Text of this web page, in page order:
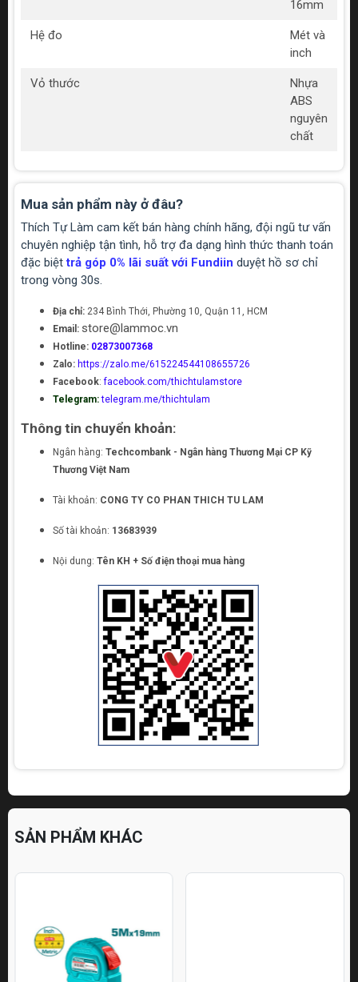
16mm
Hệ đo
Mét và
inch
Vỏ thước
Nhựa
ABS
nguyên
chất
Mua sản phẩm này ở đâu?
Thích Tự Làm cam kết bán hàng chính hãng, đội ngũ tư vấn
chuyên nghiệp tận tình, hỗ trợ đa dạng hình thức thanh toán
đặc biệttrả góp 0% lãi suất với Fundiin duyệt hồ sơ chỉ
trong vòng 30s.
Địa chỉ: 234 Bình Thới, Phường 10, Quận 11, HCM
Email: store@lammoc.vn
Hotline: 02873007368
Zalo: https://zalo.me/615224544108655726
Facebook:facebook.com/thichtulamstore
Telegram: telegram.me/thichtulam
Thông tin chuyển khoản:
Ngân hàng: Techcombank - Ngân hàng Thương Mại CP Kỹ
Thương Việt Nam
Tài khoản: CONG TY CO PHAN THICH TU LAM
Số tài khoản: 13683939
Nội dung: Tên KH + Số điện thoại mua hàng
SẢN PHẨM KHÁC